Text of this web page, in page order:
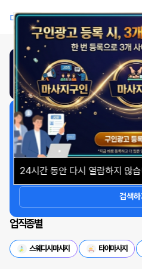
24시간 동안 다시 열람하지 않
일자리 빠르게 찾기
상세옵션
검색하
업직종별
스웨디시마사지 타이마사지